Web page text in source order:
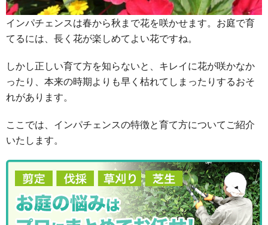
インパチェンスは春から秋まで花を咲かせます。お庭で育
てるには、長く花が楽しめてよい花ですね。
しかし正しい育て方を知らないと、キレイに花が咲かなか
ったり、本来の時期よりも早く枯れてしまったりするおそ
れがあります。
ここでは、インパチェンスの特徴と育て方についてご紹介
いたします。